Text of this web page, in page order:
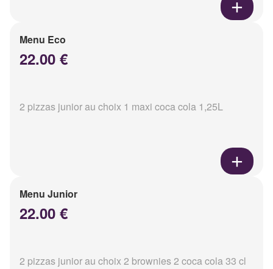
Menu Eco
22.00 €
2 pizzas junior au choix 1 maxi coca cola 1,25L
Menu Junior
22.00 €
2 pizzas junior au choix 2 brownies 2 coca cola 33 cl